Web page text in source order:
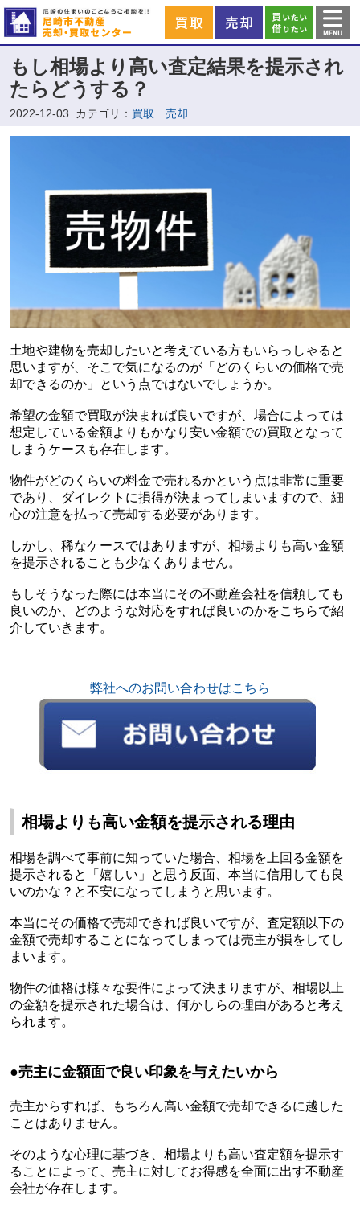
もし相場より高い査定結果を提示され
たらどうする？
2022-12-03 カテゴリ： 買取 売却
土地や建物を売却したいと考えている方もいらっしゃると
思いますが、そこで気になるのが「どのくらいの価格で売
却できるのか」という点ではないでしょうか。
希望の金額で買取が決まれば良いですが、場合によっては
想定している金額よりもかなり安い金額での買取となって
しまうケースも存在します。
物件がどのくらいの料金で売れるかという点は非常に重要
であり、ダイレクトに損得が決まってしまいますので、細
心の注意を払って売却する必要があります。
しかし、稀なケースではありますが、相場よりも高い金額
を提示されることも少なくありません。
もしそうなった際には本当にその不動産会社を信頼しても
良いのか、どのような対応をすれば良いのかをこちらで紹
介していきます。
弊社へのお問い合わせはこちら
相場よりも高い金額を提示される理由
相場を調べて事前に知っていた場合、相場を上回る金額を
提示されると「嬉しい」と思う反面、本当に信用しても良
いのかな？と不安になってしまうと思います。
本当にその価格で売却できれば良いですが、査定額以下の
金額で売却することになってしまっては売主が損をしてし
まいます。
物件の価格は様々な要件によって決まりますが、相場以上
の金額を提示された場合は、 何かしらの理由があると考え
られます。
●売主に金額面で良い印象を与えたいから
売主からすれば、もちろん高い金額で売却できるに越した
ことはありません。
そのような心理に基づき、相場よりも高い査定額を提示す
ることによって、売主に対してお得感を全面に出す不動産
会社が存在します。